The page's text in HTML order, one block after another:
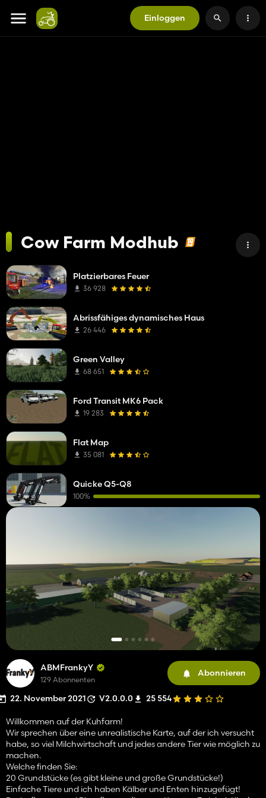
Einloggen
Cow Farm Modhub
ABMFrankyY
129 Abonnenten
Abonnieren
22. November 2021 V2.0.0.0 25 554
Willkommen auf der Kuhfarm!
Wir sprechen über eine unrealistische Karte, auf der ich versucht
habe, so viel Milchwirtschaft und jedes andere Tier wie möglich zu
machen.
Welche finden Sie:
20 Grundstücke (es gibt kleine und große Grundstücke!)
Einfache Tiere und ich haben Kälber und Enten hinzugefügt!
Platzierbares Feuer
36 928
Abrissfähiges dynamisches Haus
26 446
Green Valley
68 651
Ford Transit MK6 Pack
19 283
Flat Map
35 081
Quicke Q5-Q8
100%